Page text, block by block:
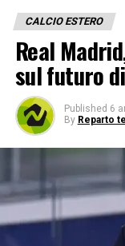
CALCIO ESTERO
Real
sul futuro
Published 6
By Reparto